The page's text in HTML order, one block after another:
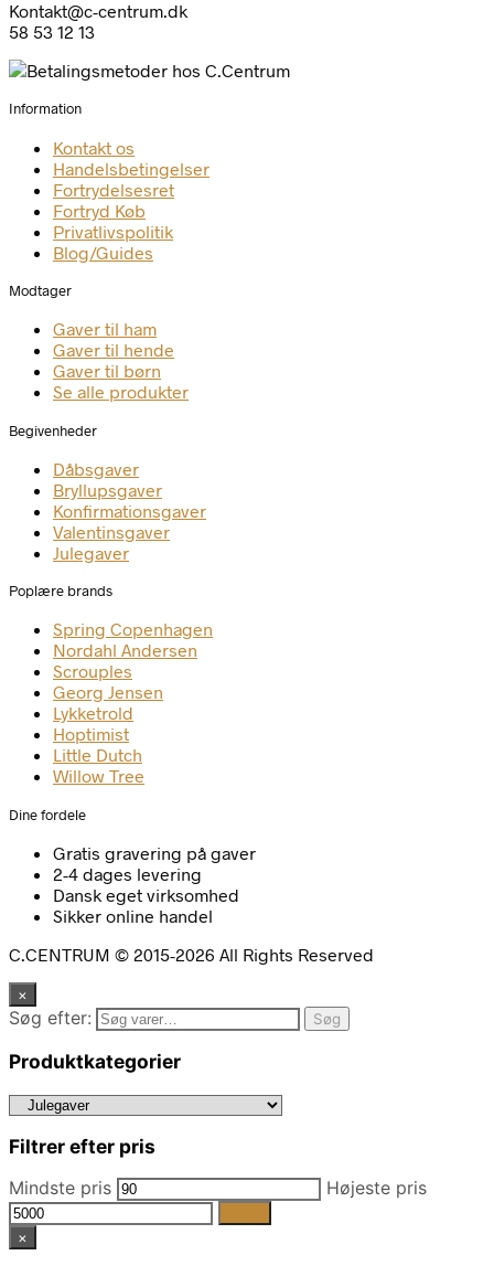
Kontakt@c-centrum.dk
58 53 12 13
Information
Kontakt os
Handelsbetingelser
Fortrydelsesret
Fortryd Køb
Privatlivspolitik
Blog/Guides
Modtager
Gaver til ham
Gaver til hende
Gaver til børn
Se alle produkter
Begivenheder
Dåbsgaver
Bryllupsgaver
Konfirmationsgaver
Valentinsgaver
Julegaver
Poplære brands
Spring Copenhagen
Nordahl Andersen
Scrouples
Georg Jensen
Lykketrold
Hoptimist
Little Dutch
Willow Tree
Dine fordele
Gratis gravering på gaver
2-4 dages levering
Dansk eget virksomhed
Sikker online handel
C.CENTRUM © 2015-2026 All Rights Reserved
×
Søg efter: Søg
Produktkategorier
Filtrer efter pris
Mindste pris Højeste pris
×